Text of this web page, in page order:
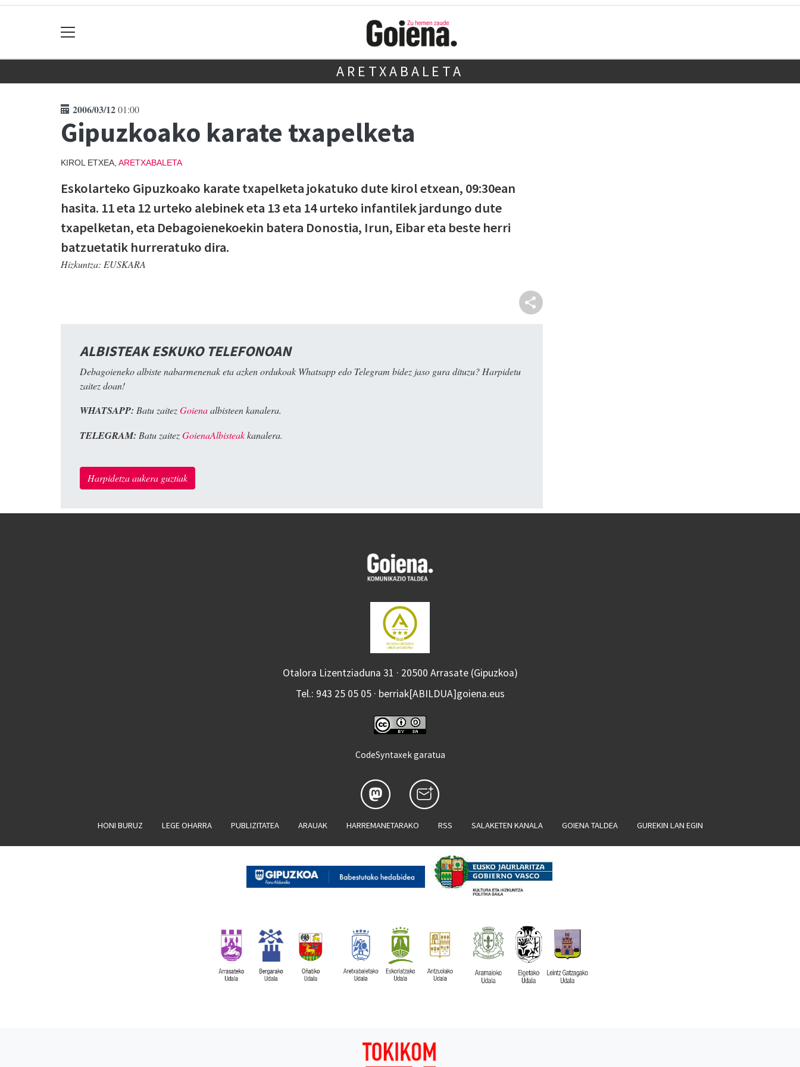
ARETXABALETA
2006/03/1201:00
Gipuzkoako karate txapelketa
KIROL ETXEA, ARETXABALETA
Eskolarteko Gipuzkoako karate txapelketa jokatuko dute kirol etxean, 09:30ean
hasita. 11 eta 12 urteko alebinek eta 13 eta 14 urteko infantilek jardungo dute
txapelketan, eta Debagoienekoekin batera Donostia, Irun, Eibar eta beste herri
batzuetatik hurreratuko dira.
Hizkuntza: EUSKARA
ALBISTEAK ESKUKO TELEFONOAN
Debagoieneko albiste nabarmenenak eta azken ordukoak Whatsapp edo Telegram bidez jaso gura dituzu? Harpidetu
zaitez doan!
WHATSAPP: Batu zaitezGoienaalbisteen kanalera.
TELEGRAM: Batu zaitezGoienaAlbisteakkanalera.
Harpidetza aukera guztiak
Otalora Lizentziaduna 31 · 20500 Arrasate (Gipuzkoa)
Tel.: 943 25 05 05 · berriak[ABILDUA]goiena.eus
CodeSyntaxek garatua
HONI BURUZ LEGE OHARRA PUBLIZITATEA ARAUAK HARREMANETARAKO RSS SALAKETEN KANALA GOIENA TALDEA GUREKIN LAN EGIN